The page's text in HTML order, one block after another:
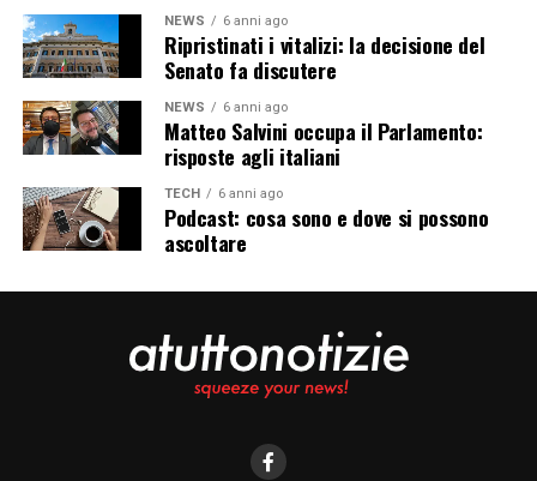
NEWS 6 anni ago
Ripristinati i vitalizi: la decisione del
Senato fa discutere
NEWS 6 anni ago
Matteo Salvini occupa il Parlamento:
risposte agli italiani
TECH 6 anni ago
Podcast: cosa sono e dove si possono
ascoltare